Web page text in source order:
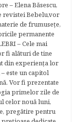
– Elena Băsescu,
revistei Bebelu,vor
de frumuseţe,
permanente
– Cele mai
fi alături de tine
din experienţa lor
– este un capitol
Vor fi prezentate
primelor zile de
celor nouă luni,
pregătire pentru